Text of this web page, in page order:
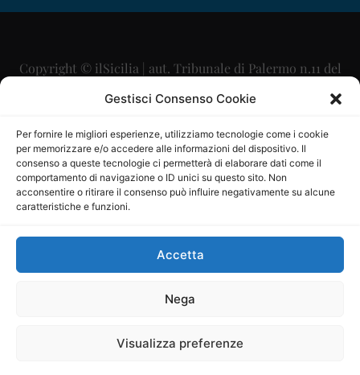
Gestisci Consenso Cookie
Per fornire le migliori esperienze, utilizziamo tecnologie come i cookie
per memorizzare e/o accedere alle informazioni del dispositivo. Il
consenso a queste tecnologie ci permetterà di elaborare dati come il
comportamento di navigazione o ID unici su questo sito. Non
acconsentire o ritirare il consenso può influire negativamente su alcune
caratteristiche e funzioni.
Accetta
Nega
Visualizza preferenze
Copyright © ilSicilia | aut. Tribunale di Palermo n.11 del
29/09/2015
Direttore Editoriale: Maurizio Scaglione
Direttore Responsabile: Maria Calabrese
P.IVA: 06334930820
Mercurio Comunicazione Società Cooperativa a r.l. è
iscritta al Registro degli Operatori di Comunicazione al
Sito gestito daLa Digitale srl–info@ladigitale.it